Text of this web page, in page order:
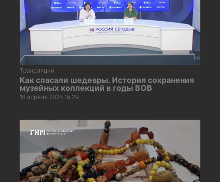
Трансляции
Как спасали шедевры. История сохранения
музейных коллекций в годы ВОВ
18 апреля 2025 15:29